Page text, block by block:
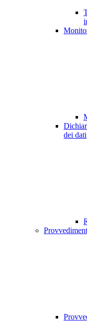
dei dati